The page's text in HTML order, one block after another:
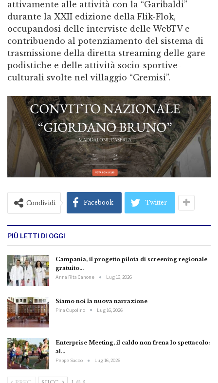
attivamente alle attività con la “Garibaldi”
durante la XXII edizione della Flik-Flok,
occupandosi delle interviste delle WebTV e
contribuendo al potenziamento del sistema di
trasmissione della diretta streaming delle gare
podistiche e delle attività socio-sportive-
culturali svolte nel villaggio “Cremisi”.
Condividi Facebook Twitter
PIÙ LETTI DI OGGI
Campania, il progetto pilota di screening regionale
gratuito…
Anna Rita Canone Lug 16, 2026
Siamo noi la nuova narrazione
Pina Cupolino Lug 16, 2026
Enterprise Meeting, il caldo non frena lo spettacolo:
al…
Peppe Sacco Lug 16, 2026